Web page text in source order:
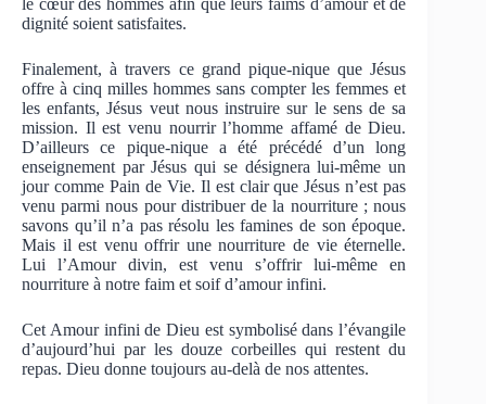
le cœur des hommes afin que leurs faims d’amour et de
dignité soient satisfaites.
Finalement, à travers ce grand pique-nique que Jésus
offre à cinq milles hommes sans compter les femmes et
les enfants, Jésus veut nous instruire sur le sens de sa
mission. Il est venu nourrir l’homme affamé de Dieu.
D’ailleurs ce pique-nique a été précédé d’un long
enseignement par Jésus qui se désignera lui-même un
jour comme Pain de Vie. Il est clair que Jésus n’est pas
venu parmi nous pour distribuer de la nourriture ; nous
savons qu’il n’a pas résolu les famines de son époque.
Mais il est venu offrir une nourriture de vie éternelle.
Lui l’Amour divin, est venu s’offrir lui-même en
nourriture à notre faim et soif d’amour infini.
Cet Amour infini de Dieu est symbolisé dans l’évangile
d’aujourd’hui par les douze corbeilles qui restent du
repas. Dieu donne toujours au-delà de nos attentes.